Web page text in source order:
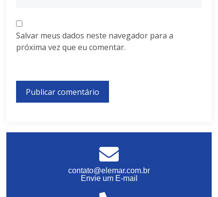
Salvar meus dados neste navegador para a
próxima vez que eu comentar.
contato@elemar.com.br
Envie um E-mail